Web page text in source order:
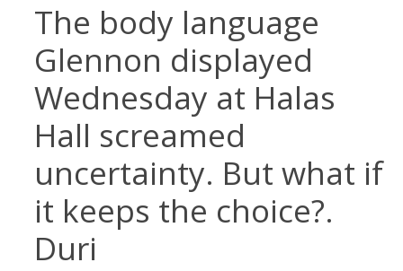
The body language
Glennon displayed
Wednesday at Halas
Hall screamed
uncertainty. But what if
it keeps the choice?.
Duri